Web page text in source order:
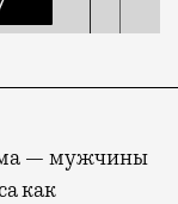
— мужчины
как